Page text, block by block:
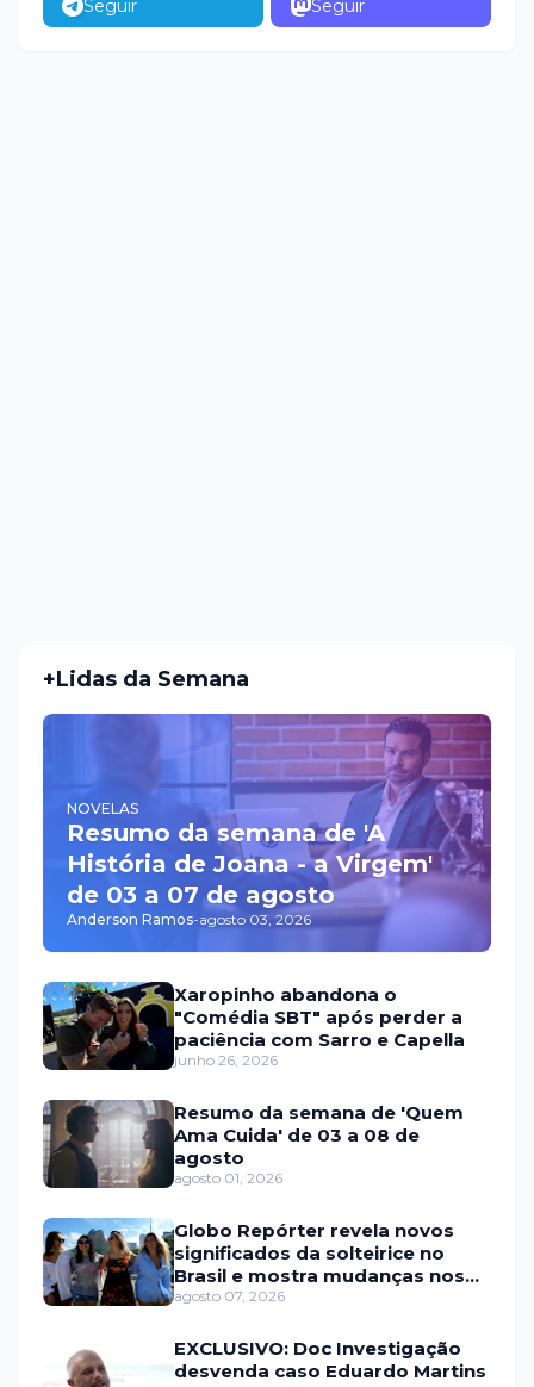
Seguir Seguir
+Lidas da Semana
NOVELAS
Resumo da semana de 'A
História de Joana - a Virgem'
de 03 a 07 de agosto
Anderson Ramos-agosto 03, 2026
Xaropinho abandona o
"Comédia SBT" após perder a
paciência com Sarro e Capella
junho 26, 2026
Resumo da semana de 'Quem
Ama Cuida' de 03 a 08 de
agosto
agosto 01, 2026
Globo Repórter revela novos
significados da solteirice no
Brasil e mostra mudanças nos
relacionamentos
agosto 07, 2026
EXCLUSIVO: Doc Investigação
desvenda caso Eduardo Martins